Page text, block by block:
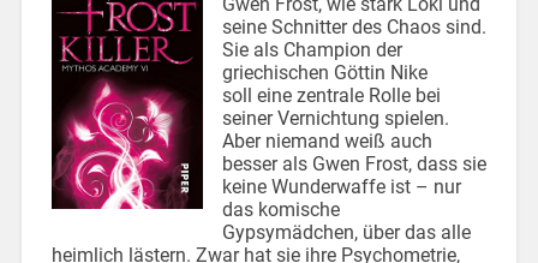
seine Schnitter des Chaos sind.
Sie als Champion der
griechischen Göttin Nike
soll eine zentrale Rolle bei
seiner Vernichtung spielen.
Aber niemand weiß auch
besser als Gwen Frost, dass sie
keine Wunderwaffe ist – nur
das komische
Gypsymädchen, über das alle
heimlich lästern. Zwar hat sie ihre Psychometrie,